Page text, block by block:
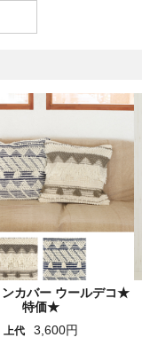
ンカバー ウールデコ★
特価★
上代 3,600円